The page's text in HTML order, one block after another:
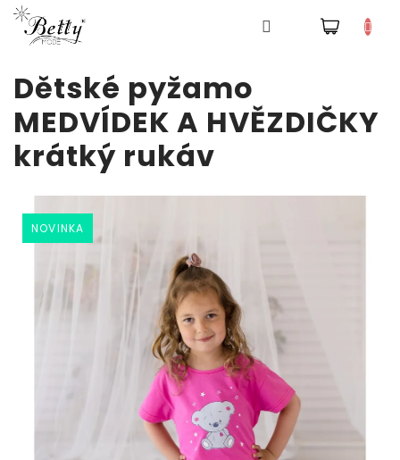
obsah
NÁKUPNÍ
Šaty
Tepláky
a
Mikiny
Dětské pyžamo
MEDVÍDEK A HVĚZDIČKY
krátký rukáv
NOVINKA
NOVINKA